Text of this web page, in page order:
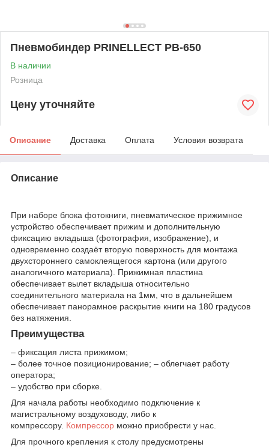
Пневмобиндер PRINELLECT PB-650
В наличии
Розница
Цену уточняйте
Описание Доставка Оплата Условия возврата
Описание
При наборе блока фотокниги, пневматическое прижимное
устройство обеспечивает прижим и дополнительную
фиксацию вкладыша (фотография, изображение), и
одновременно создаёт вторую поверхность для монтажа
двухстороннего самоклеящегося картона (или другого
аналогичного материала). Прижимная пластина
обеспечивает вылет вкладыша относительно
соединительного материала на 1мм, что в дальнейшем
обеспечивает панорамное раскрытие книги на 180 градусов
без натяжения.
Преимущества
– фиксация листа прижимом;
– более точное позиционирование; – облегчает работу
оператора;
– удобство при сборке.
Для начала работы необходимо подключение к
магистральному воздуховоду, либо к
компрессору. Компрессор можно приобрести у нас.
Для прочного крепления к столу предусмотрены